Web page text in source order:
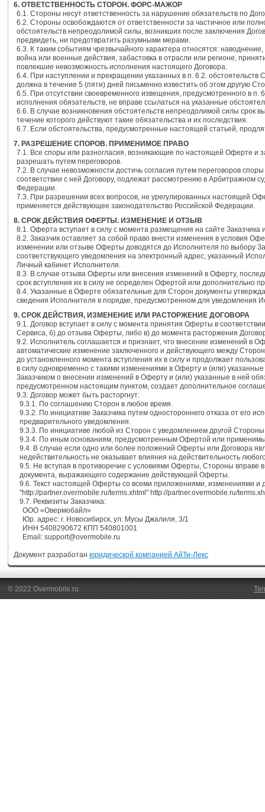
6. ОТВЕТСТВЕННОСТЬ СТОРОН. ФОРС-МАЖОР
6.1. Стороны несут ответственность за нарушение обязательств по
6.2. Стороны освобождаются от ответственности за частичное или
обстоятельств непреодолимой силы, возникших после заключения
предвидеть, ни предотвратить разумными мерами.
6.3. К таким событиям чрезвычайного характера относятся:
война или военные действия, забастовка в отрасли или регионе,
повлекшие невозможность исполнения настоящего Договора.
6.4. При наступлении и прекращении указанных в п. 6.2. обстоятельств
должна в течение 5 (пяти) дней письменно известить об этом другую
6.5. При отсутствии своевременного извещения, предусмотренного в
исполнения обязательств, не вправе ссылаться на указанные
6.6. В случае возникновения обстоятельств непреодолимой силы срок
течение которого действуют такие обязательства и их последствия.
6.7. Если обстоятельства, предусмотренные настоящей статьей,
7. РАЗРЕШЕНИЕ СПОРОВ. ПРИМЕНИМОЕ ПРАВО
7.1. Все споры или разногласия, возникающие по настоящей Оферте и
разрешать путем переговоров.
7.2. В случае невозможности достичь согласия путем переговоров
соответствии с ней Договору, подлежат рассмотрению в Арбитражном
Федерации.
7.3. При разрешении всех вопросов, не урегулированных настоящей
применяется действующее законодательство Российской Федерации.
8. СРОК ДЕЙСТВИЯ ОФЕРТЫ. ИЗМЕНЕНИЕ И ОТЗЫВ
8.1. Оферта вступает в силу с момента размещения на сайте Заказчика
8.2. Заказчик оставляет за собой право внести изменения в условия
изменении или отзыве Оферты доводятся до Исполнителя по выбору
соответствующего уведомления на электронный адрес, указанный
Личный кабинет Исполнителя.
8.3. В случае отзыва Оферты или внесения изменений в Оферту,
срок вступления их в силу не определен Офертой или дополнительно
8.4. Указанные в Оферте обязательные для Сторон документы
сведения Исполнителя в порядке, предусмотренном для уведомления
9. СРОК ДЕЙСТВИЯ, ИЗМЕНЕНИЕ ИЛИ РАСТОРЖЕНИЕ ДОГОВОРА
9.1. Договор вступает в силу с момента принятия Оферты в
Сервиса, б) до отзыва Оферты, либо в) до момента расторжения
9.2. Исполнитель соглашается и признает, что внесение изменений в
автоматические изменение заключенного и действующего между
до установленного момента вступления их в силу и продолжает
в силу одновременно с такими изменениями в Оферту и (или)
Заказчиком о внесении изменений в Оферту и (или) указанные в ней
предусмотренном настоящим пунктом, создает дополнительное
9.3. Договор может быть расторгнут:
9.3.1. По соглашению Сторон в любое время.
9.3.2. По инициативе Заказчика путем одностороннего отказа от его
предварительного уведомления.
9.3.3. По инициативе любой из Сторон с уведомлением другой
9.3.4. По иным основаниям, предусмотренным Офертой или
9.4. В случае если одно или более положений Оферты или Договора
недействительность не оказывает влияния на действительность
9.5. Не вступая в противоречие с условиями Оферты, Стороны вправе
документа, выражающего содержание действующей Оферты.
9.6. Текст настоящей Оферты со всеми приложениями, изменениями и
"http://partner.overmobile.ru/terms.xhtml" http://partner.overmobile.ru/
9.7. Реквизиты Заказчика:
ООО «Овермобайл»
Юр. адрес: г. Новосибирск, ул. Мусы Джалиля, 3/1
ИНН 5408290672 КПП 540801001
Email: support@overmobile.ru
Документ разработан юридической компанией АйТи-Лекс
© 2022 Overmobile.ru